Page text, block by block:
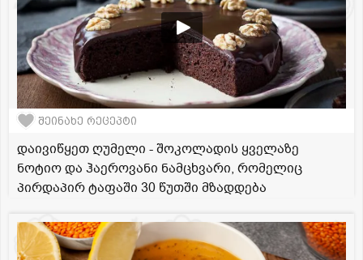
შეინახე რეცეპტი
დაივიწყეთ ღუმელი - შოკოლადის ყველაზე
ნოტიო და ჰაეროვანი ნამცხვარი, რომელიც
პირდაპირ ტაფაში 30 წუთში მზადდება